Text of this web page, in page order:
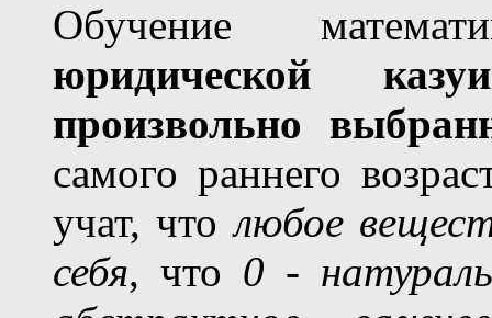
Обучение
юридической
произвольно
самого раннего
учат, чтолюбое
себя, что 0 -